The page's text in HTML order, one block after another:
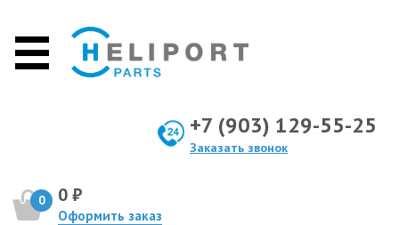
+7 (903) 129-55-25
Заказать звонок
0 0 ₽
Оформить заказ